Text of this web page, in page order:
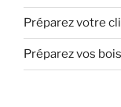
Préparez votre
Préparez vos